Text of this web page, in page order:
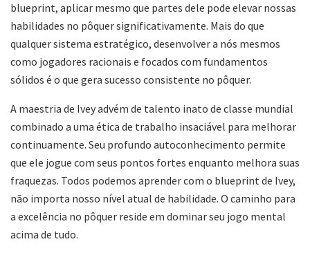
blueprint, aplicar mesmo que partes dele pode elevar nossas
habilidades no pôquer significativamente. Mais do que
qualquer sistema estratégico, desenvolver a nós mesmos
como jogadores racionais e focados com fundamentos
sólidos é o que gera sucesso consistente no pôquer.
A maestria de Ivey advém de talento inato de classe mundial
combinado a uma ética de trabalho insaciável para melhorar
continuamente. Seu profundo autoconhecimento permite
que ele jogue com seus pontos fortes enquanto melhora suas
fraquezas. Todos podemos aprender com o blueprint de Ivey,
não importa nosso nível atual de habilidade. O caminho para
a excelência no pôquer reside em dominar seu jogo mental
acima de tudo.